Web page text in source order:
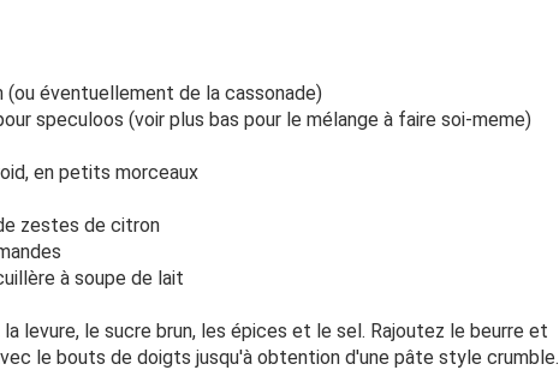
(ou éventuellement de la cassonade)
speculoos (voir plus bas pour le mélange à faire soi-meme)
en petits morceaux
zestes de citron
à soupe de lait
levure, le sucre brun, les épices et le sel. Rajoutez le beurre et
le bouts de doigts jusqu'à obtention d'une pâte style crumble.